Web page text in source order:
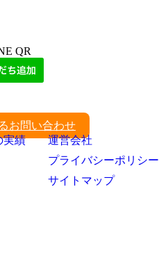
お問い合わせ
実績
運営会社
プライバシーポリシー
サイトマップ